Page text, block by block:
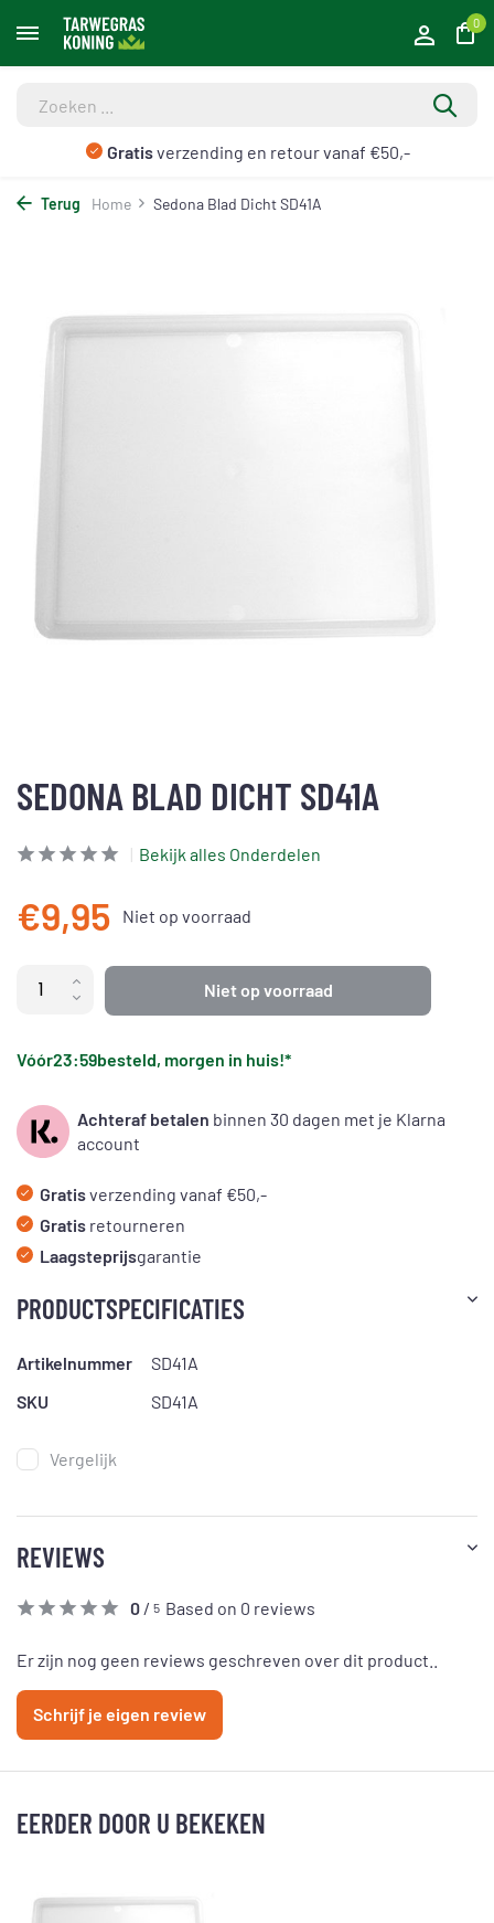
0
Gratisverzending en retour vanaf €50,-
Terug Home Sedona Blad Dicht SD41A
SEDONA BLAD DICHT SD41A
Bekijk alles Onderdelen
€9,95 Niet op voorraad
Niet op voorraad
Vóór23:59besteld, morgen in huis!*
Achteraf betalen binnen 30 dagen met je Klarna
account
Gratisverzending vanaf €50,-
Gratis retourneren
Laagsteprijsgarantie
PRODUCTSPECIFICATIES
Artikelnummer
SD41A
SKU
SD41A
Vergelijk
REVIEWS
0 / 5 Based on 0 reviews
Er zijn nog geen reviews geschreven over dit product..
Schrijf je eigen review
EERDER DOOR U BEKEKEN